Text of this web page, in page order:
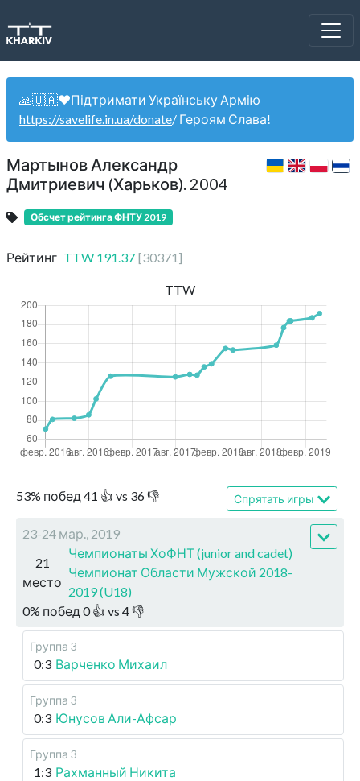
🙏🇺🇦❤️Підтримати Українську Армію
https://savelife.in.ua/donate/ Героям Слава!
Мартынов Александр
Дмитриевич (Харьков). 2004
Обсчет рейтинга ФНТУ 2019
Рейтинг TTW 191.37 [30371 ]
53% побед 41 👍 vs 36👎 Спрятать игры
23-24 мар., 2019
21
место
Чемпионаты ХоФНТ (junior and cadet)
Чемпионат Области Мужской 2018-
2019 (U18)
0% побед 0👍 vs 4👎
Группа 3
0:3 Варченко Михаил
Группа 3
0:3 Юнусов Али-Афсар
Группа 3
1:3 Рахманный Никита
TTW